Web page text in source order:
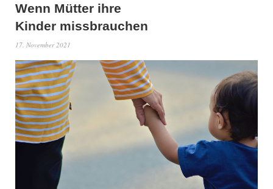
Wenn Mütter ihre
Kinder missbrauchen
17. November 2021